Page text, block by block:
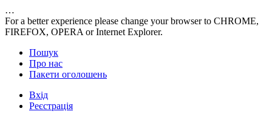
…
For a better experience please change your browser to CHROME,
FIREFOX, OPERA or Internet Explorer.
Пошук
Про нас
Пакети оголошень
Вхід
Реєстрація